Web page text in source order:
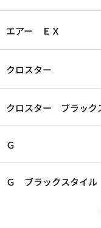
エアー ＥＸ
クロスター
クロスター ブラック
Ｇ
Ｇ ブラックスタイル